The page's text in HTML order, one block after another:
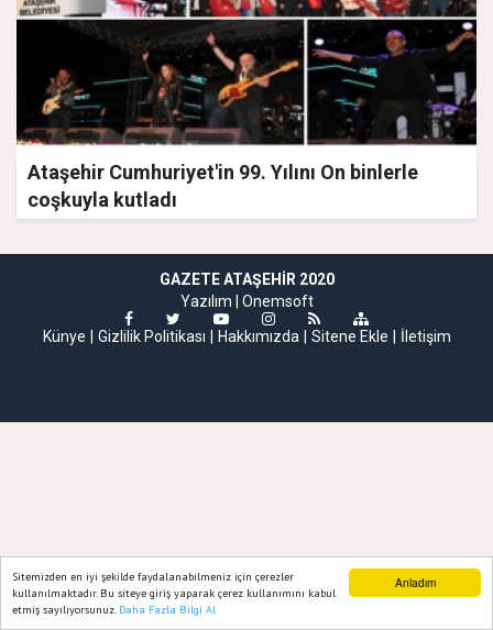
Anladım
Sitemizden en iyi şekilde faydalanabilmeniz için çerezler
kullanılmaktadır. Bu siteye giriş yaparak çerez kullanımını kabul
etmiş sayılıyorsunuz. Daha Fazla Bilgi Al
Ataşehir Cumhuriyet'in 99. Yılını On binlerle
coşkuyla kutladı
GAZETE ATAŞEHIR 2020
Yazılım | Onemsoft
Künye
Gizlilik Politikası Hakkımızda Sitene Ekle İletişim
Ana Sayfa Web TV